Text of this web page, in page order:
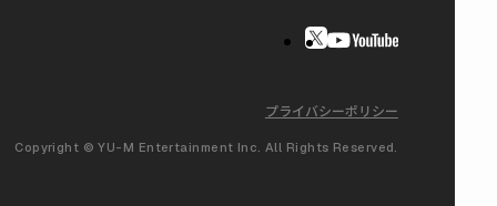
プライバシーポリシー
Copyright © YU-M Entertainment Inc. All Rights Reserved.